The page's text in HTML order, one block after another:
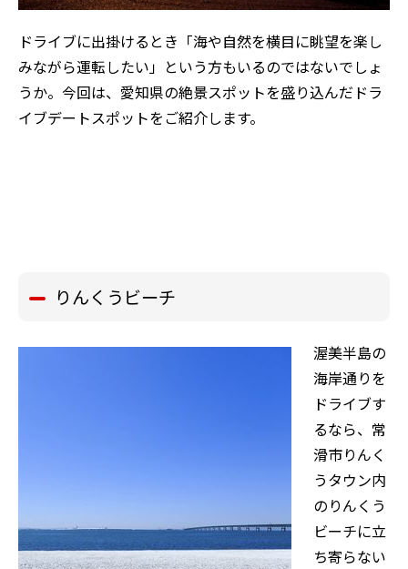
ドライブに出掛けるとき「海や自然を横目に眺望を楽し
みながら運転したい」という方もいるのではないでしょ
うか。今回は、愛知県の絶景スポットを盛り込んだドラ
イブデートスポットをご紹介します。
りんくうビーチ
渥美半島の
海岸通りを
ドライブす
るなら、常
滑市りんく
うタウン内
のりんくう
ビーチに立
ち寄らない